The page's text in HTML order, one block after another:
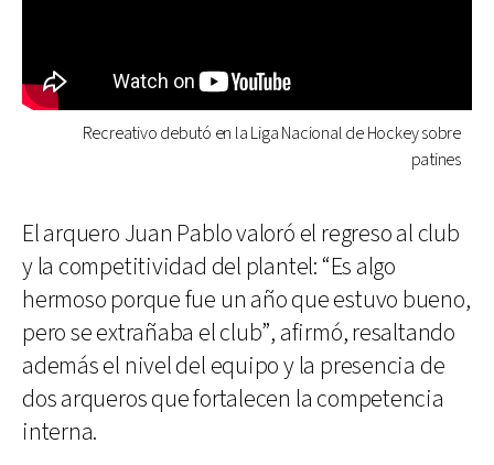
Recreativo debutó en la Liga Nacional de Hockey sobre
patines
El arquero Juan Pablo valoró el regreso al club
y la competitividad del plantel: “Es algo
hermoso porque fue un año que estuvo bueno,
pero se extrañaba el club”, afirmó, resaltando
además el nivel del equipo y la presencia de
dos arqueros que fortalecen la competencia
interna.